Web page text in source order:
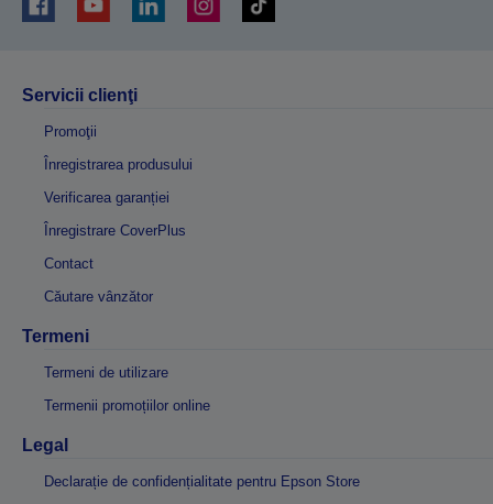
Servicii clienţi
Promoţii
Înregistrarea produsului
Verificarea garanției
Înregistrare CoverPlus
Contact
Căutare vânzător
Termeni
Termeni de utilizare
Termenii promoțiilor online
Legal
Declarație de confidențialitate pentru Epson Store